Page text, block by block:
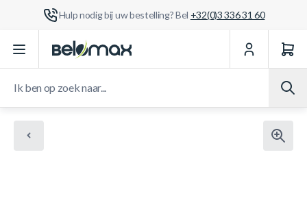
Hulp nodig bij uw bestelling? Bel +32(0)3 336 31 60
Ga naar de inhoud